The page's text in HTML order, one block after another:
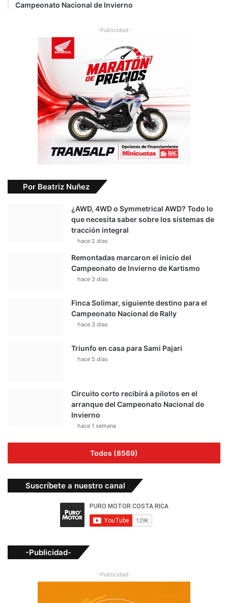
Campeonato Nacional de Invierno
-Publicidad-
Por Beatriz Nuñez
¿AWD, 4WD o Symmetrical AWD? Todo lo
que necesita saber sobre los sistemas de
tracción integral
hace 2 días
Remontadas marcaron el inicio del
Campeonato de Invierno de Kartismo
hace 3 días
Finca Solimar, siguiente destino para el
Campeonato Nacional de Rally
hace 3 días
Triunfo en casa para Sami Pajari
hace 5 días
Circuito corto recibirá a pilotos en el
arranque del Campeonato Nacional de
Invierno
hace 1 semana
Todos (8569)
Suscríbete a nuestro canal
-Publicidad-
-Publicidad-